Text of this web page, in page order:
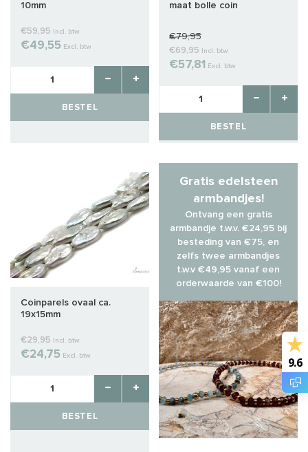
10mm
€59,95 Incl. btw
€49,55 Excl. btw
BESTEL
maat bolle coin
€79,95
€69,95 Incl. btw
€57,81 Excl. btw
BESTEL
Coinparels ovaal ca.
19x15mm
€29,95 Incl. btw
€24,75 Excl. btw
BESTEL
Gratis edelsteen
armbandjes!
Ontvang een gratis
armbandje t.w.v. €24,95 bij
besteding van €75, en
zelfs twee armbandjes
t.w.v €49,95 vanaf een
orderwaarde van €100!
9.6